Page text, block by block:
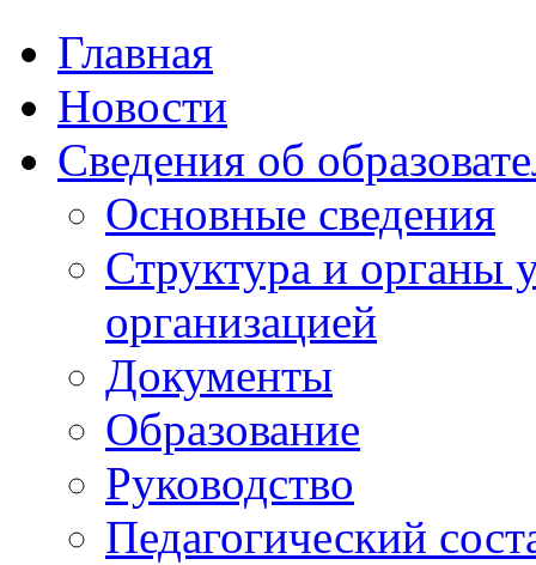
Главная
Новости
Сведения об
Основные сведения
Структура и органы
организацией
Документы
Образование
Руководство
Педагогический